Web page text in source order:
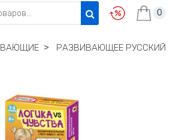
0
˃
РАЗВИВАЮЩЕЕ РУССКИЙ